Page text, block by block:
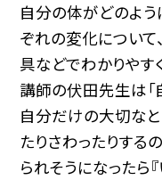
自分の体がどのよ
ぞれの変化について
具などでわかりやす
講師の伏田先生は「
自分だけの大切なと
たりさわったりする
られそうになったら『